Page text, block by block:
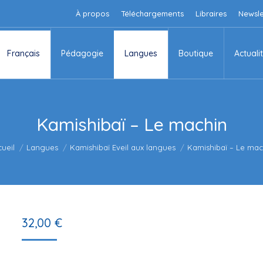
À propos Téléchargements Libraires
Français Pédagogie Langues Boutique
Kamishibaï – Le machin
êtes ici :Langues Kamishibaï Eveil aux langues Kamishibaï – Le
32,00 €
Français Pédagogie Langues Boutique